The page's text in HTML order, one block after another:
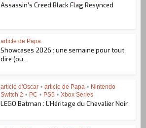
Assassin’s Creed Black Flag Resynced
article de Papa
Showcases 2026 : une semaine pour tout
dire (ou...
article d'Oscar • article de Papa • Nintendo
Switch 2 • PC • PS5 • Xbox Series
LEGO Batman : L’Héritage du Chevalier Noir